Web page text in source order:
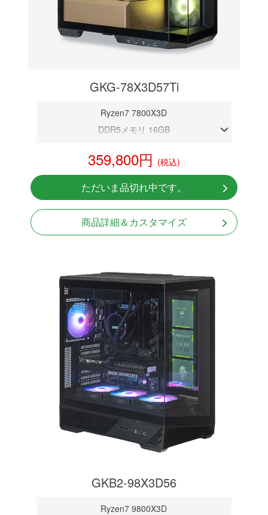
GKG-78X3D57Ti
Ryzen7 7800X3D
DDR5メモリ 16GB
NVMeSSD 1TB
無線LAN Bluetooth対応
Windows11 Home 64bit
359,800円 (税込)
ただいま品切れ中です。
商品詳細＆カスタマイズ
GKB2-98X3D56
Ryzen7 9800X3D